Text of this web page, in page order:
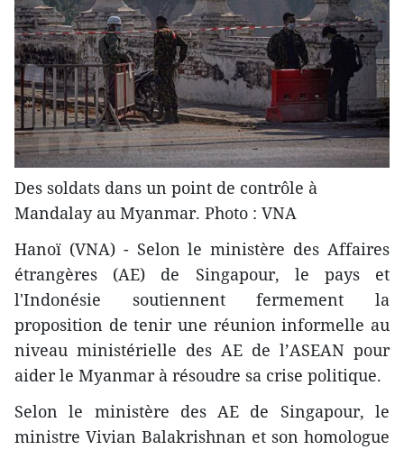
Des soldats dans un point de contrôle à
Mandalay au Myanmar. Photo : VNA
Hanoï (VNA) - Selon le ministère des Affaires
étrangères (AE) de Singapour, le pays et
l'Indonésie soutiennent fermement la
proposition de tenir une réunion informelle au
niveau ministérielle des AE de l’ASEAN pour
aider le Myanmar à résoudre sa crise politique.
Selon le ministère des AE de Singapour, le
ministre Vivian Balakrishnan et son homologue